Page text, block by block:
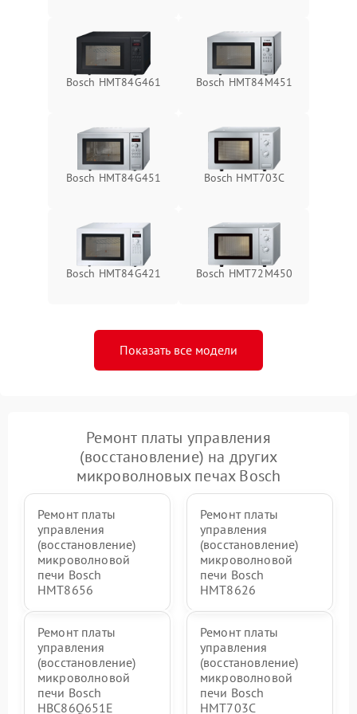
Bosch HMT84G461 Bosch HMT84M451
Bosch HMT84G451 Bosch HMT703C
Bosch HMT84G421 Bosch HMT72M450
Показать все модели
Ремонт платы управления
(восстановление) на других
микроволновых печах Bosch
Ремонт платы
управления
(восстановление)
микроволновой
печи Bosch
HMT8656
Ремонт платы
управления
(восстановление)
микроволновой
печи Bosch
HMT8626
Ремонт платы
управления
(восстановление)
микроволновой
печи Bosch
HBC86Q651E
Ремонт платы
управления
(восстановление)
микроволновой
печи Bosch
HMT703C